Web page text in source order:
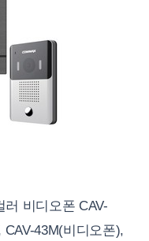
러 비디오폰 CAV-
43M(비디오폰),